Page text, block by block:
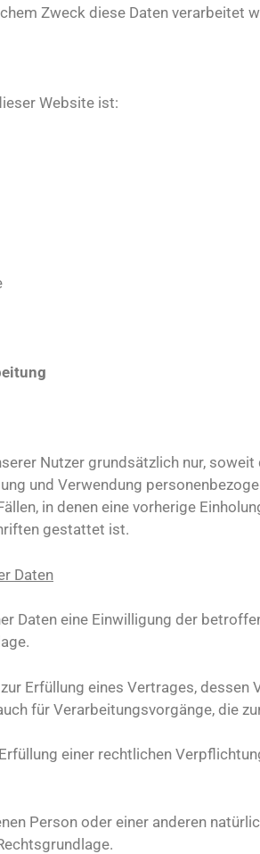
Zweck diese Daten verarbeitet
Website ist:
Nutzer grundsätzlich nur,
und Verwendung
in denen eine vorherige
gestattet ist.
Daten
Daten eine Einwilligung der
Erfüllung eines Vertrages,
für Verarbeitungsvorgänge, die
einer rechtlichen
Person oder einer anderen